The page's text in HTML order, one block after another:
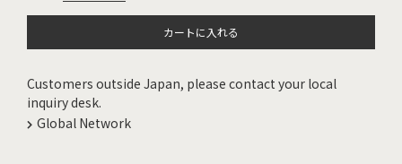
カートに入れる
Customers outside Japan, please contact your local
inquiry desk.
Global Network